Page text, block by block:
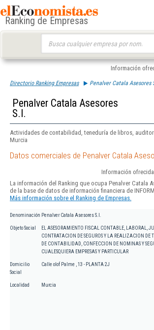
Ranking de Empresas
Información
Directorio Ranking Empresas Penalver Catala Asesores
Penalver Catala Asesores
S.l.
Actividades de contabilidad, teneduría de libros,
Murcia
Datos comerciales de Penalver Catala
Información
La información del Ranking que ocupa Penalver Catala
de la base de datos de información financiera de
Más información sobre el Ranking de Empresas.
Denominación Penalver Catala Asesores S.l.
Objeto Social
EL ASESORAMIENTO FISCAL CONTABLE, LABORAL,
CONTRATACION DE SEGUROS Y LA REALIZACION DE
DE CONTABILIDAD, CONFECCION DE NOMINAS Y
CUALESQUIERA EMPRESAS Y PARTICULAR
Domicilio
Social
Calle olof Palme , 13 - PLANTA 2J
Localidad Murcia